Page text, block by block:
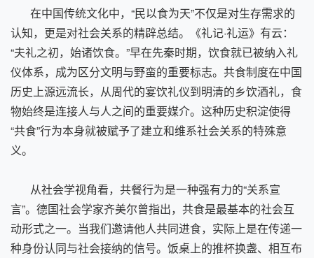
在中国传统文化中，“民以食为天”不仅是对生存需求的
认知，更是对社会关系的精辟总结。《礼记·礼运》有云：
“夫礼之初，始诸饮食。”早在先秦时期，饮食就已被纳入礼
仪体系，成为区分文明与野蛮的重要标志。共食制度在中国
历史上源远流长，从周代的宴饮礼仪到明清的乡饮酒礼，食
物始终是连接人与人之间的重要媒介。这种历史积淀使得
“共食”行为本身就被赋予了建立和维系社会关系的特殊意
义。
从社会学视角看，共餐行为是一种强有力的“关系宣
言”。德国社会学家齐美尔曾指出，共食是最基本的社会互
动形式之一。当我们邀请他人共同进食，实际上是在传递一
种身份认同与社会接纳的信号。饭桌上的推杯换盏、相互布